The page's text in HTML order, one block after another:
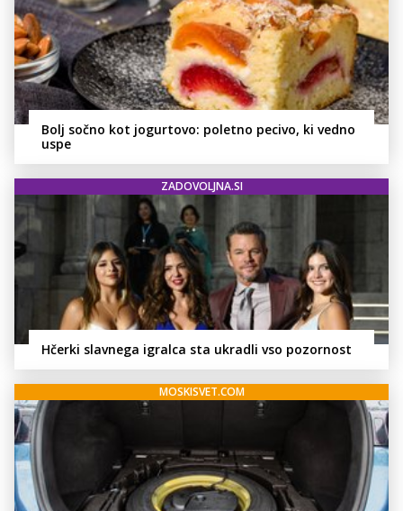
Bolj sočno kot jogurtovo: poletno pecivo, ki vedno
uspe
ZADOVOLJNA.SI
Hčerki slavnega igralca sta ukradli vso pozornost
MOSKISVET.COM